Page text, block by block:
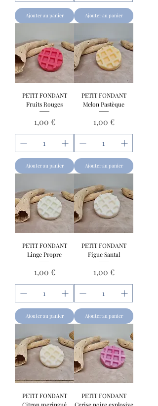
Ajouter au panier Ajouter au panier
PETIT FONDANT
Fruits Rouges
Prix
1,00 €
Ajouter au panier
PETIT FONDANT
Melon Pastèque
Prix
1,00 €
Ajouter au panier
PETIT FONDANT
Linge Propre
Prix
1,00 €
Ajouter au panier
PETIT FONDANT
Figue Santal
Prix
1,00 €
Ajouter au panier
PETIT FONDANT
Citron meringué
PETIT FONDANT
Cerise noire explosive